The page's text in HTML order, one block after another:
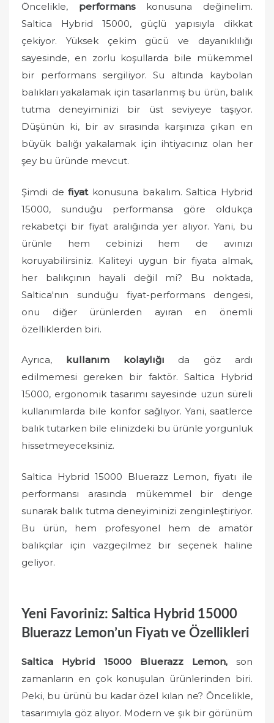
Öncelikle, performanskonusuna değinelim.
Saltica Hybrid 15000, güçlü yapısıyla dikkat
çekiyor. Yüksek çekim gücü ve dayanıklılığı
sayesinde, en zorlu koşullarda bile mükemmel
bir performans sergiliyor. Su altında kaybolan
balıkları yakalamak için tasarlanmış bu ürün, balık
tutma deneyiminizi bir üst seviyeye taşıyor.
Düşünün ki, bir av sırasında karşınıza çıkan en
büyük balığı yakalamak için ihtiyacınız olan her
şey bu üründe mevcut.
Şimdi defiyatkonusuna bakalım. Saltica Hybrid
15000, sunduğu performansa göre oldukça
rekabetçi bir fiyat aralığında yer alıyor. Yani, bu
ürünle hem cebinizi hem de avınızı
koruyabilirsiniz. Kaliteyi uygun bir fiyata almak,
her balıkçının hayali değil mi? Bu noktada,
Saltica'nın sunduğu fiyat-performans dengesi,
onu diğer ürünlerden ayıran en önemli
özelliklerden biri.
Ayrıca, kullanım kolaylığı da göz ardı
edilmemesi gereken bir faktör. Saltica Hybrid
15000, ergonomik tasarımı sayesinde uzun süreli
kullanımlarda bile konfor sağlıyor. Yani, saatlerce
balık tutarken bile elinizdeki bu ürünle yorgunluk
hissetmeyeceksiniz.
Saltica Hybrid 15000 Bluerazz Lemon, fiyatı ile
performansı arasında mükemmel bir denge
sunarak balık tutma deneyiminizi zenginleştiriyor.
Bu ürün, hem profesyonel hem de amatör
balıkçılar için vazgeçilmez bir seçenek haline
geliyor.
Yeni Favoriniz: Saltica Hybrid 15000
Bluerazz Lemon’un Fiyatı ve Özellikleri
Saltica Hybrid 15000 Bluerazz Lemon, son
zamanların en çok konuşulan ürünlerinden biri.
Peki, bu ürünü bu kadar özel kılan ne? Öncelikle,
tasarımıyla göz alıyor. Modern ve şık bir görünüm